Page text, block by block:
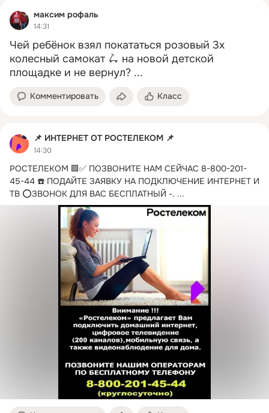
максим рофаль
14:31
Чей ребёнок взял покататься розовый 3х
колесный самокат 🛴 на новой детской
площадке и не вернул? ...
Комментировать Класс
📌 ИНТЕРНЕТ ОТ РОСТЕЛЕКОМ 📌
14:30
РОСТЕЛЕКОМ 🟪✅ ПОЗВОНИТЕ НАМ СЕЙЧАС 8-800-201-
45-44 ☎️ ️ПОДАЙТЕ ЗАЯВКУ НА ПОДКЛЮЧЕНИЕ ИНТЕРНЕТ И
ТВ ⭕️ЗВОНОК ДЛЯ ВАС БЕСПЛАТНЫЙ -. ...